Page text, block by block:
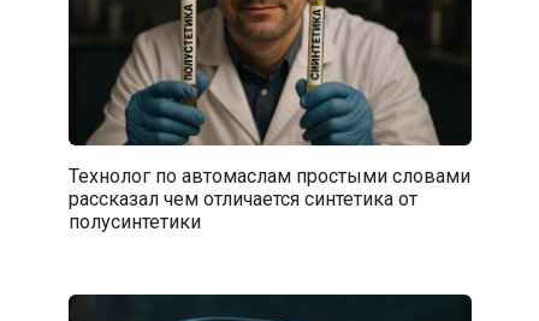
Технолог по автомаслам простыми словами
рассказал чем отличается синтетика от
полусинтетики